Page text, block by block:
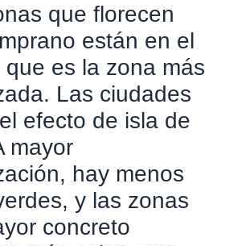
que florecen
están en el
que es la zona más
Las ciudades
efecto de isla de
mayor
hay menos
y las zonas
concreto